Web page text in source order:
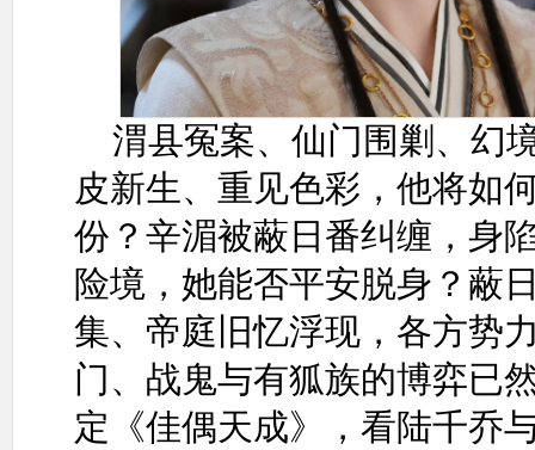
渭县冤案、仙门围剿、幻
皮新生、重见色彩，他将如
份？辛湄被蔽日番纠缠，身
险境，她能否平安脱身？蔽
集、帝庭旧忆浮现，各方势
门、战鬼与有狐族的博弈已
定《佳偶天成》，看陆千乔